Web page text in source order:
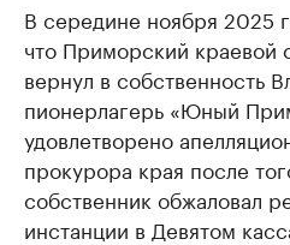
В середине ноября 2025
что Приморский краевой
вернул в собственность
пионерлагерь «Юный
удовлетворено
прокурора края после
собственник обжаловал
инстанции в Девятом